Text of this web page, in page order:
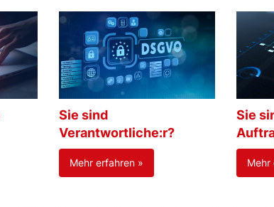
Sie sind
Verantwortliche:r?
Mehr erfahren »
Sie
Mehr